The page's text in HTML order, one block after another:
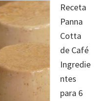
Receta
Panna
Cotta
de Café
Ingredie
ntes
para 6